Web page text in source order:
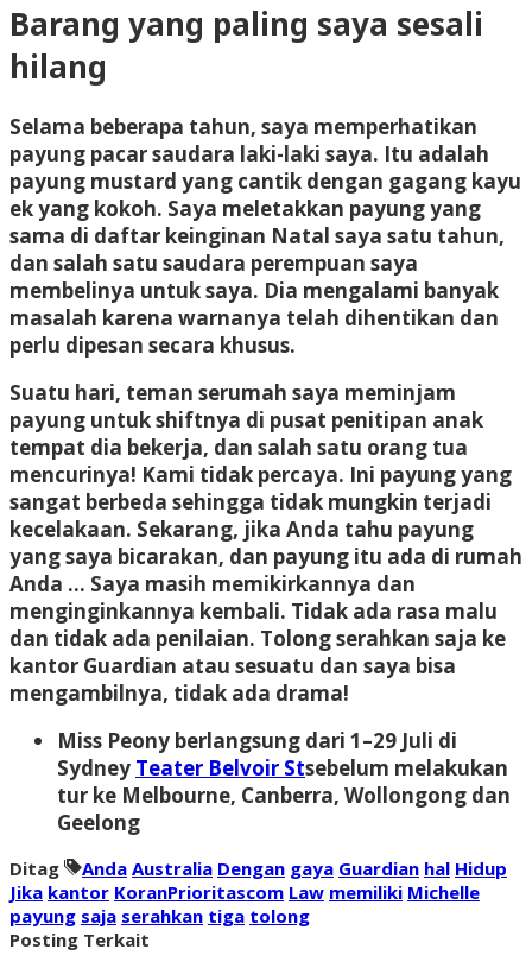
Barang yang paling saya sesali
hilang
Selama beberapa tahun, saya memperhatikan
payung pacar saudara laki-laki saya. Itu adalah
payung mustard yang cantik dengan gagang kayu
ek yang kokoh. Saya meletakkan payung yang
sama di daftar keinginan Natal saya satu tahun,
dan salah satu saudara perempuan saya
membelinya untuk saya. Dia mengalami banyak
masalah karena warnanya telah dihentikan dan
perlu dipesan secara khusus.
Suatu hari, teman serumah saya meminjam
payung untuk shiftnya di pusat penitipan anak
tempat dia bekerja, dan salah satu orang tua
mencurinya! Kami tidak percaya. Ini payung yang
sangat berbeda sehingga tidak mungkin terjadi
kecelakaan. Sekarang, jika Anda tahu payung
yang saya bicarakan, dan payung itu ada di rumah
Anda … Saya masih memikirkannya dan
menginginkannya kembali. Tidak ada rasa malu
dan tidak ada penilaian. Tolong serahkan saja ke
kantor Guardian atau sesuatu dan saya bisa
mengambilnya, tidak ada drama!
Miss Peony berlangsung dari 1–29 Juli di
Sydney Teater Belvoir Stsebelum melakukan
tur ke Melbourne, Canberra, Wollongong dan
Geelong
Ditag Anda Australia Dengan gaya Guardian hal Hidup
Jika kantor KoranPrioritascom Law memiliki Michelle
payung saja serahkan tiga tolong
Posting Terkait